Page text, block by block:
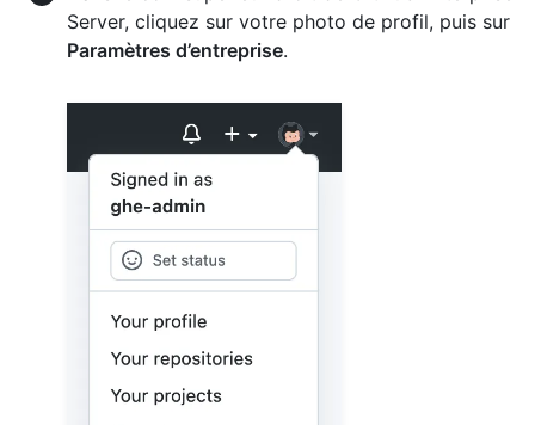
Server, cliquez sur votre photo de profil, puis sur
Paramètres d’entreprise.